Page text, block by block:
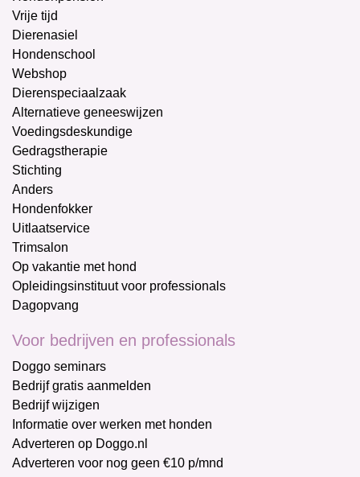
Vrije tijd
Dierenasiel
Hondenschool
Webshop
Dierenspeciaalzaak
Alternatieve geneeswijzen
Voedingsdeskundige
Gedragstherapie
Stichting
Anders
Hondenfokker
Uitlaatservice
Trimsalon
Op vakantie met hond
Opleidingsinstituut voor professionals
Dagopvang
Voor bedrijven en professionals
Doggo seminars
Bedrijf gratis aanmelden
Bedrijf wijzigen
Informatie over werken met honden
Adverteren op Doggo.nl
Adverteren voor nog geen €10 p/mnd